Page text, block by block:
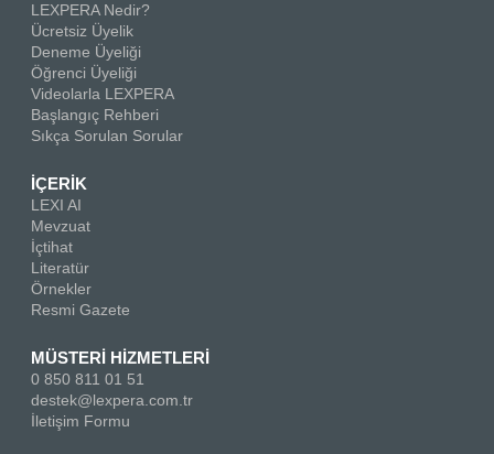
LEXPERA Nedir?
Ücretsiz Üyelik
Deneme Üyeliği
Öğrenci Üyeliği
Videolarla LEXPERA
Başlangıç Rehberi
Sıkça Sorulan Sorular
İÇERİK
LEXI AI
Mevzuat
İçtihat
Literatür
Örnekler
Resmi Gazete
MÜSTERİ HİZMETLERİ
0 850 811 01 51
destek@lexpera.com.tr
İletişim Formu